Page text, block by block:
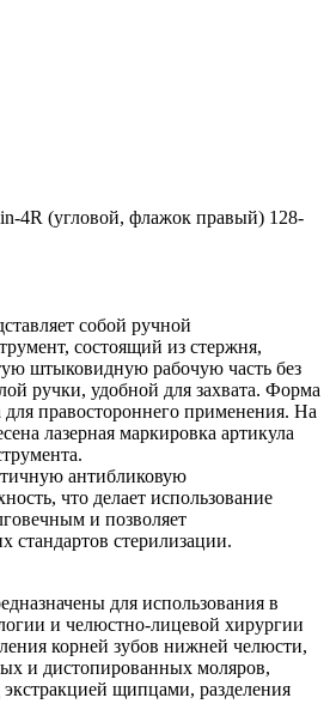
4R (угловой, флажок правый) 128-
собой ручной
состоящий из стержня,
штыковидную рабочую часть без
ручки, удобной для захвата. Форма
для правостороннего применения. На
лазерная маркировка артикула
антибликовую
что делает использование
и позволяет
стандартов стерилизации.
для использования в
и челюстно-лицевой хирургии
корней зубов нижней челюсти,
и дистопированных моляров,
щипцами, разделения